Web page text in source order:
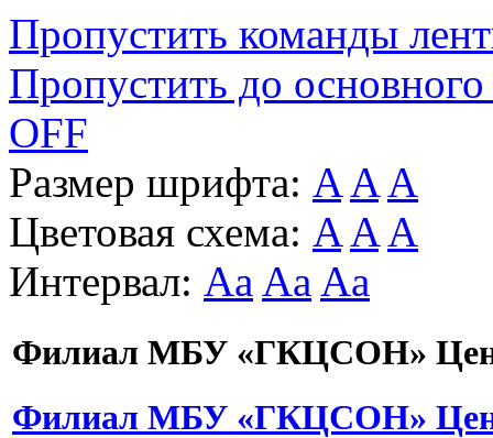
Пропустить команды
Пропустить до основного
OFF
Размер шрифта: A A A
Цветовая схема: A A A
Интервал: Aa Aa Aa
Филиал МБУ «ГКЦСОН»
Филиал МБУ «ГКЦСОН»